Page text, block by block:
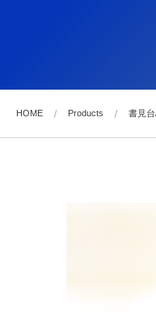
HOME Products 書見